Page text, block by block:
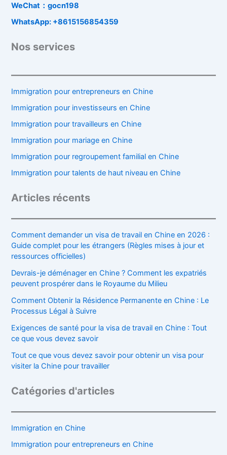
WeChat：gocn198
WhatsApp: +8615156854359
Nos services
Immigration pour entrepreneurs en Chine
Immigration pour investisseurs en Chine
Immigration pour travailleurs en Chine
Immigration pour mariage en Chine
Immigration pour regroupement familial en Chine
Immigration pour talents de haut niveau en Chine
Articles récents
Comment demander un visa de travail en Chine en 2026 :
Guide complet pour les étrangers (Règles mises à jour et
ressources officielles)
Devrais-je déménager en Chine ? Comment les expatriés
peuvent prospérer dans le Royaume du Milieu
Comment Obtenir la Résidence Permanente en Chine : Le
Processus Légal à Suivre
Exigences de santé pour la visa de travail en Chine : Tout
ce que vous devez savoir
Tout ce que vous devez savoir pour obtenir un visa pour
visiter la Chine pour travailler
Catégories d'articles
Immigration en Chine
Immigration pour entrepreneurs en Chine